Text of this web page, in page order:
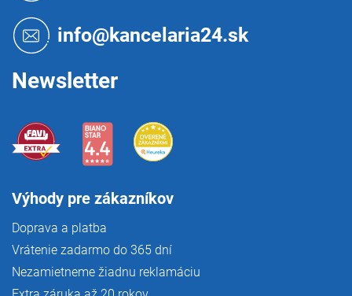
info@kancelaria24.sk
Newsletter
Výhody pre zákazníkov
Doprava a platba
Vrátenie zadarmo do 365 dní
Nezamietneme žiadnu reklamáciu